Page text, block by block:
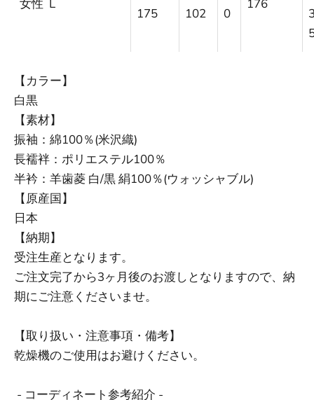
女性 L
175
102
0
176
【カラー】
白黒
【素材】
振袖：綿100％(米沢織)
長襦袢：ポリエステル100％
半衿： 羊歯菱 白/黒絹100％(ウォッシャブル)
【原産国】
日本
【納期】
受注生産となります。
ご注文完了から3ヶ月後のお渡しとなりますので、納
期にご注意くださいませ。
【取り扱い・注意事項・備考】
乾燥機のご使用はお避けください。
- コーディネート参考紹介 -